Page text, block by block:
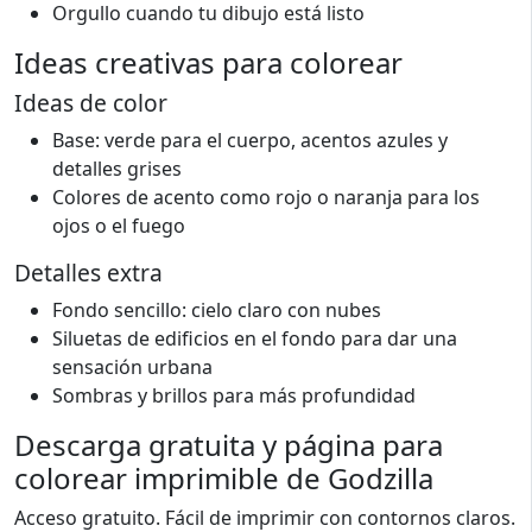
Orgullo cuando tu dibujo está listo
Ideas creativas para colorear
Ideas de color
Base: verde para el cuerpo, acentos azules y
detalles grises
Colores de acento como rojo o naranja para los
ojos o el fuego
Detalles extra
Fondo sencillo: cielo claro con nubes
Siluetas de edificios en el fondo para dar una
sensación urbana
Sombras y brillos para más profundidad
Descarga gratuita y página para
colorear imprimible de Godzilla
Acceso gratuito. Fácil de imprimir con contornos claros.